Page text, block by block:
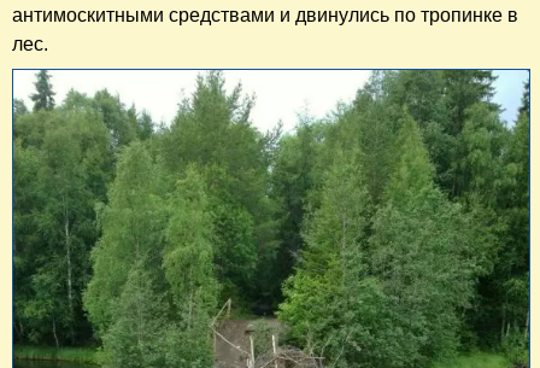
антимоскитными средствами и двинулись по тропинке в
лес.